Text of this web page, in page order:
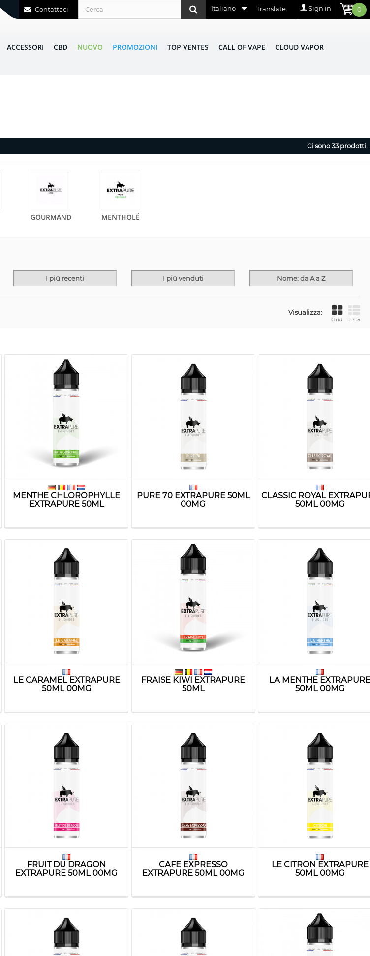
0
Sign in
Translate
Italiano
Contattaci
ACCESSORI CBD NUOVO PROMOZIONI TOP VENTES CALL OF VAPE CLOUD VAPOR
Ci sono 33 prodotti.
GOURMAND MENTHOLÉ
I più recenti I più venduti Nome: da A a Z
Visualizza:
Grid Lista
MENTHE CHLOROPHYLLE
EXTRAPURE 50ML
PURE 70 EXTRAPURE 50ML
00MG
CLASSIC ROYAL
50ML 00MG
LE CARAMEL EXTRAPURE
50ML 00MG
FRAISE KIWI EXTRAPURE
50ML
LA MENTHE
50ML 00MG
FRUIT DU DRAGON
EXTRAPURE 50ML 00MG
CAFE EXPRESSO
EXTRAPURE 50ML 00MG
LE CITRON EXTRAPURE
50ML 00MG